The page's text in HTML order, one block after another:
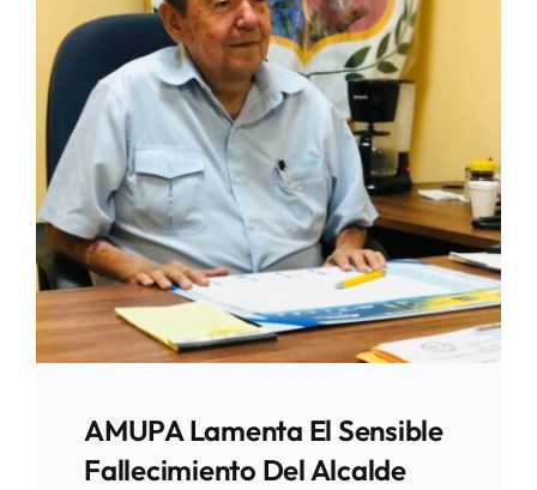
AMUPA Lamenta El Sensible
Fallecimiento Del Alcalde